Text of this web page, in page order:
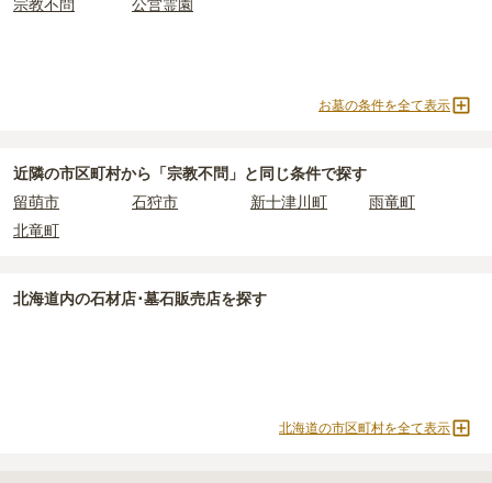
宗教不問 公営霊園
お墓の条件を全て表示
近隣の市区町村から 「宗教不問」と 同じ条件で探す
留萌市
石狩市 新十津川町
雨竜町
北竜町
北海道内の石材店･墓石販売店を探す
北海道の市区町村を全て表示